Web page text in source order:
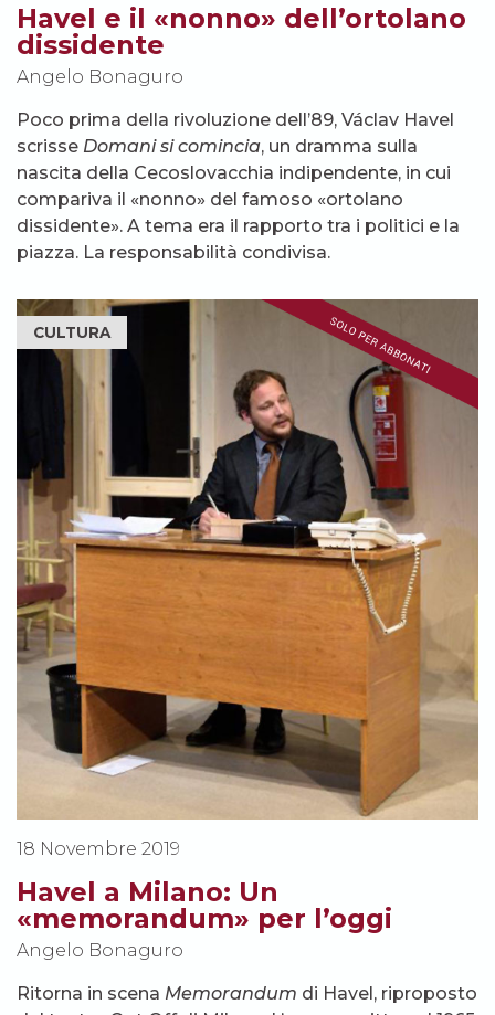
Havel e il «nonno» dell’ortolano
dissidente
Angelo Bonaguro
Poco prima della rivoluzione dell’89, Václav Havel
scrisse Domani si comincia, un dramma sulla
nascita della Cecoslovacchia indipendente, in cui
compariva il «nonno» del famoso «ortolano
dissidente». A tema era il rapporto tra i politici e la
piazza. La responsabilità condivisa.
CULTURA
18 Novembre 2019
Havel a Milano: Un
«memorandum» per l’oggi
Angelo Bonaguro
Ritorna in scena Memorandum di Havel, riproposto